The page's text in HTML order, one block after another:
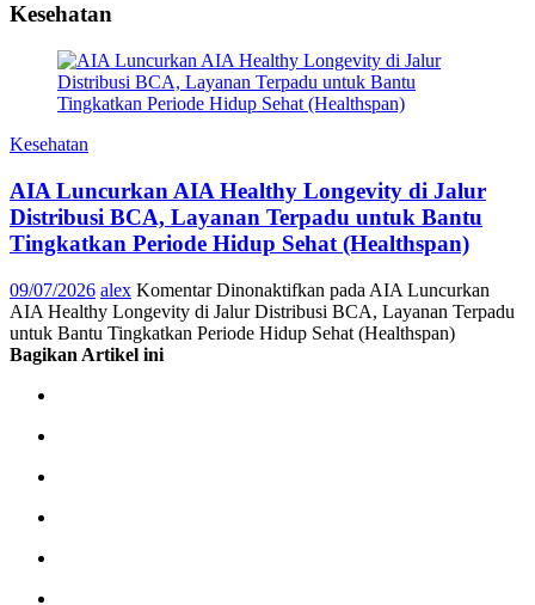
Kesehatan
Kesehatan
AIA Luncurkan AIA Healthy Longevity di Jalur
Distribusi BCA, Layanan Terpadu untuk Bantu
Tingkatkan Periode Hidup Sehat (Healthspan)
09/07/2026 alex Komentar Dinonaktifkan pada AIA Luncurkan
AIA Healthy Longevity di Jalur Distribusi BCA, Layanan Terpadu
untuk Bantu Tingkatkan Periode Hidup Sehat (Healthspan)
Bagikan Artikel ini